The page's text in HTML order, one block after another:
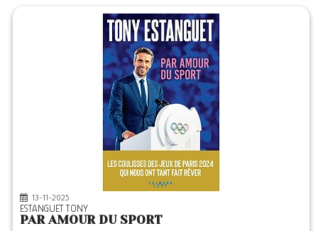
13-11-2025
ESTANGUET TONY
PAR AMOUR DU SPORT